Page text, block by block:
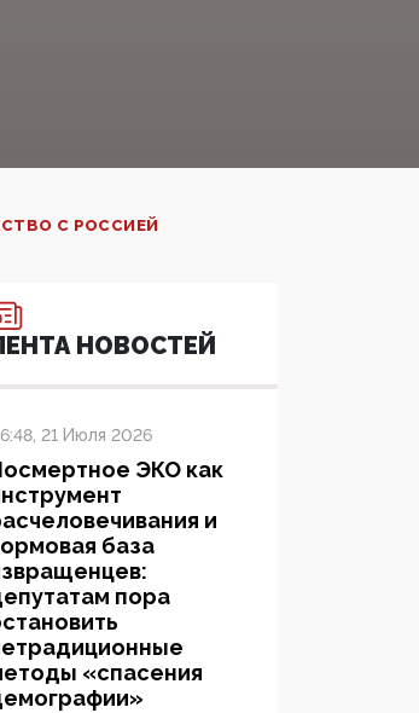
С РОССИЕЙ
НОВОСТЕЙ
21 Июля 2026
ЭКО как
и
база
пора
«спасения